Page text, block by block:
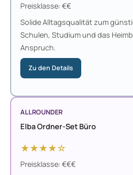
Preisklasse: €€
Solide Alltagsqualität zum
Schulen, Studium und das
Anspruch.
Zu den Details
ALLROUNDER
Elba Ordner-Set Büro
★★★★☆
Preisklasse: €€€